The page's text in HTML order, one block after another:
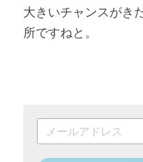
大きいチャンスがき
所ですねと。